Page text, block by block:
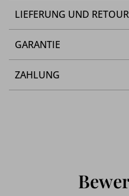
LIEFERUNG UND
GARANTIE
ZAHLUNG